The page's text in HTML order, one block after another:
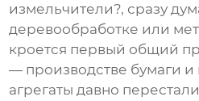
измельчители?, сразу
деревообработке или
кроется первый общий
— производстве бумаги и
агрегаты давно